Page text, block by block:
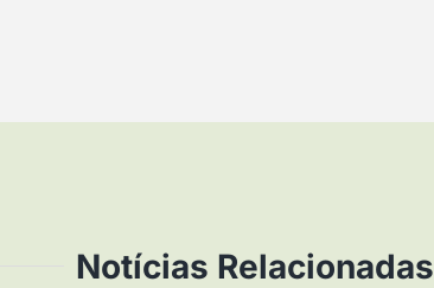
Notícias Relacionadas